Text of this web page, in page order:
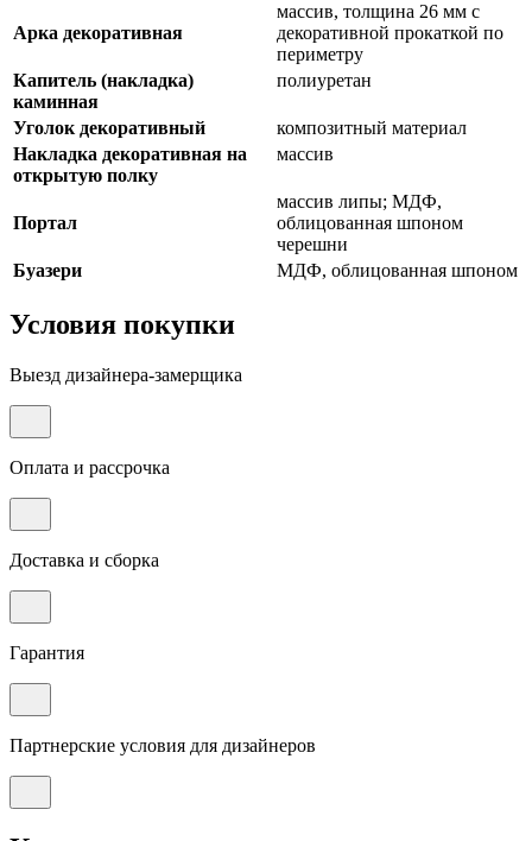
Арка декоративная
массив, толщина 26 мм с
декоративной прокаткой по
периметру
Капитель (накладка)
каминная
полиуретан
Уголок декоративный
композитный материал
Накладка декоративная на
открытую полку
массив
Портал
массив липы; МДФ,
облицованная шпоном
черешни
Буазери
МДФ, облицованная шпоном
Условия покупки
Выезд дизайнера-замерщика
Оплата и рассрочка
Доставка и сборка
Гарантия
Партнерские условия для дизайнеров